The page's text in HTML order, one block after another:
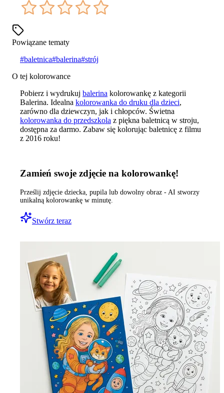
Powiązane tematy
#baletnica#balerina#strój
O tej kolorowance
Pobierz i wydrukuj balerina kolorowankę z kategorii
Balerina. Idealna kolorowanka do druku dla dzieci,
zarówno dla dziewczyn, jak i chłopców. Świetna
kolorowanka do przedszkola z piękna baletnicą w stroju,
dostępna za darmo. Zabaw się kolorując baletnicę z filmu
z 2016 roku!
Zamień swoje zdjęcie na kolorowankę!
Prześlij zdjęcie dziecka, pupila lub dowolny obraz - AI stworzy
unikalną kolorowankę w minutę.
Stwórz teraz